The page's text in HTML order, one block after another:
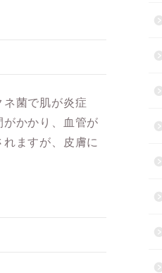
菌で肌が炎症
かかり、血管が
ますが、皮膚に